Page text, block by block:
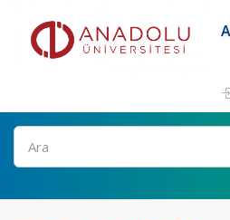
Ara